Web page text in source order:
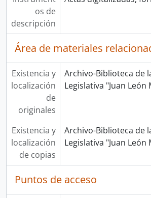
os de
descripción
Área de materiales
Existencia y
localización
de
originales
Archivo-Biblioteca de
Legislativa "Juan León
Existencia y
localización
de copias
Archivo-Biblioteca de
Legislativa "Juan León
Puntos de acceso